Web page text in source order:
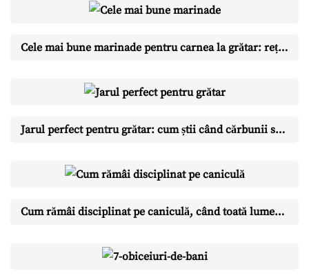
Cele mai bune marinade pentru carnea la grătar: rețete și reguli de aur
Jarul perfect pentru grătar: cum știi când cărbunii sunt gata (testul cu mâna)
Cum rămâi disciplinat pe caniculă, când toată lumea e în vacanță